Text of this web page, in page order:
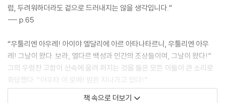
럼, 두려워하더라도 겉으로 드러내지는 않을 생각입니다.”
--- p.65
“우툴리엔 아우레! 아이야 엘달리에 아르 아타나타르니, 우툴리엔 아우
레! 그날이 왔다. 보라, 엘다르 백성과 인간의 조상들이여, 그날이 왔다!”
그의 우렁찬 고함이 산속에 울려 퍼지는 것을 들은 모든 이들이 큰 소리로
화답했다. “아우타 이 로메! 밤은 지나가고 있다!”
--- pp.76~77
책 속으로 더보기